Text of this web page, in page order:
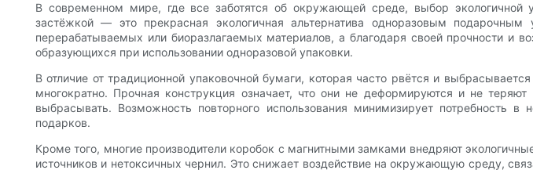
В современном мире, где все заботятся об окружающей среде, выбор
застёжкой — это прекрасная экологичная альтернатива одноразовым
перерабатываемых или биоразлагаемых материалов, а благодаря своей прочности и
образующихся при использовании одноразовой упаковки.
В отличие от традиционной упаковочной бумаги, которая часто рвётся и
многократно. Прочная конструкция означает, что они не деформируются и не
выбрасывать. Возможность повторного использования минимизирует потребность
подарков.
Кроме того, многие производители коробок с магнитными замками внедряют
источников и нетоксичных чернил. Это снижает воздействие на окружающую среду,